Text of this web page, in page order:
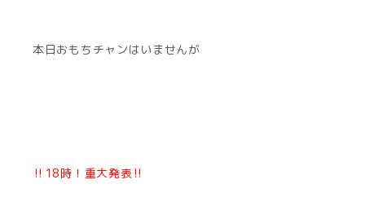
本日おもちチャンはいませんが
‼️18時！重大発表‼️